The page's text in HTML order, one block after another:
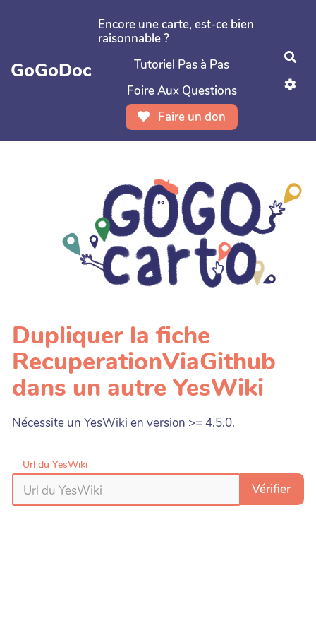
Aller au contenu principal
GoGoDoc
Encore une carte, est-ce bien
raisonnable ?
Tutoriel Pas à Pas
Foire Aux Questions
Faire un don
Dupliquer la fiche
RecuperationViaGithub
dans un autre YesWiki
Nécessite un YesWiki en version >= 4.5.0.
Url du YesWiki
Vérifier